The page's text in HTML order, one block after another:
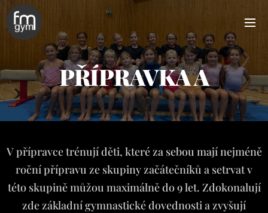
PŘÍPRAVKA A
V přípravce trénují děti, které za sebou mají nejméně
roční přípravu ze skupiny začátečníků a setrvat v
této skupině můžou maximálně do 9 let. Zdokonalují
zde základní gymnastické dovednosti a zvyšují